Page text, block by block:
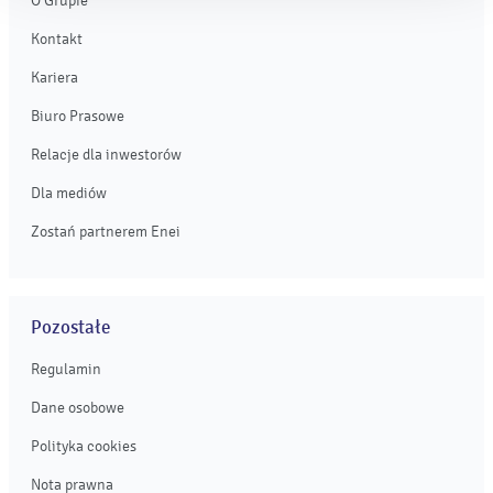
Kontakt
Kariera
Biuro Prasowe
Relacje dla inwestorów
Dla mediów
Zostań partnerem Enei
Pozostałe
Regulamin
Dane osobowe
Polityka cookies
Nota prawna